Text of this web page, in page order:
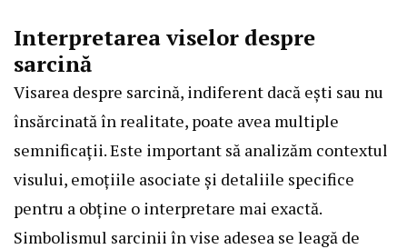
Interpretarea viselor despre
sarcină
Visarea despre sarcină, indiferent dacă ești sau nu
însărcinată în realitate, poate avea multiple
semnificații. Este important să analizăm contextul
visului, emoțiile asociate și detaliile specifice
pentru a obține o interpretare mai exactă.
Simbolismul sarcinii în vise adesea se leagă de